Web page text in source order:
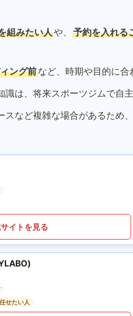
組みたい人や、 予約を入れる
ング前など、時期や目的に合
識は、将来スポーツジムで自
スなど複雑な場合があるため
イトを見る
せたい人